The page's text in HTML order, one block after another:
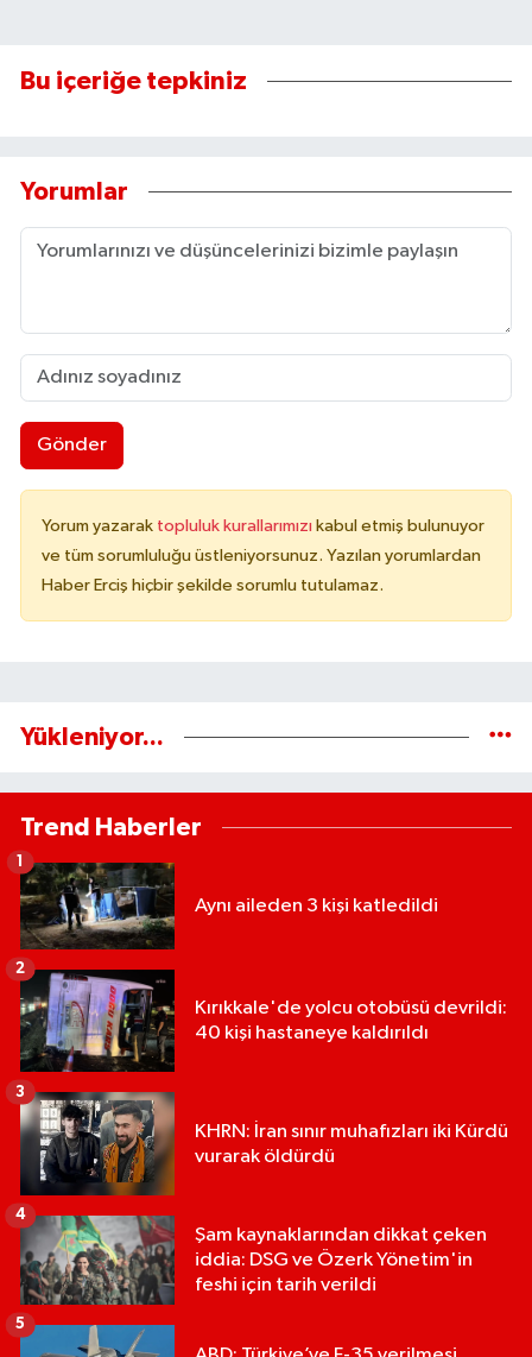
Bu içeriğe tepkiniz
Yorumlar
Gönder
Yorum yazarak topluluk kurallarımızı kabul etmiş bulunuyor
ve tüm sorumluluğu üstleniyorsunuz. Yazılan yorumlardan
Haber Erciş hiçbir şekilde sorumlu tutulamaz.
Yükleniyor...
Trend Haberler
Aynı aileden 3 kişi katledildi
1
Kırıkkale'de yolcu otobüsü devrildi:
40 kişi hastaneye kaldırıldı
2
KHRN: İran sınır muhafızları iki Kürdü
vurarak öldürdü
3
Şam kaynaklarından dikkat çeken
iddia: DSG ve Özerk Yönetim'in
feshi için tarih verildi
4
5